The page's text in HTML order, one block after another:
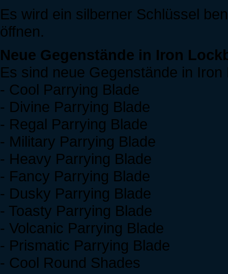
Es wird ein silberner Schlüssel
öffnen.
Neue Gegenstände in Iron
Es sind neue Gegenstände in
- Cool Parrying Blade
- Divine Parrying Blade
- Regal Parrying Blade
- Military Parrying Blade
- Heavy Parrying Blade
- Fancy Parrying Blade
- Dusky Parrying Blade
- Toasty Parrying Blade
- Volcanic Parrying Blade
- Prismatic Parrying Blade
- Cool Round Shades